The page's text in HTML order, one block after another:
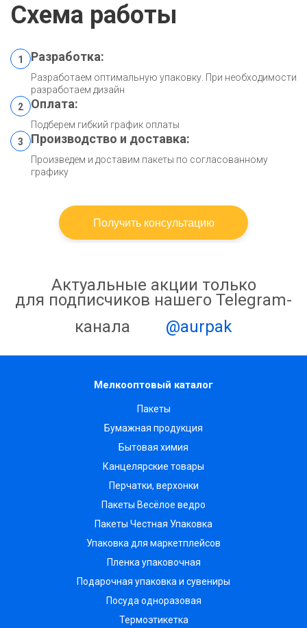
Схема работы
1 Разработка:
Разработаем оптимальную упаковку. При необходимости
разработаем дизайн
2
Оплата:
Подберем гибкий график оплаты
3
Производство и доставка:
Произведем и доставим пакеты по согласованному
графику
Получить консультацию
Актуальные акции только
для подписчиков нашего Telegram-
канала
@aurpak
Мелкооптовый каталог
Пакеты
Бумажная продукция
Бытовая химия
Канцелярские товары
Перчатки, верхонки
Пакеты Весёлое ведро
Пакеты Честная Упаковка
Упаковка для маркетплейсов
Пленка упаковочная
Подарочная упаковка и сувениры
Посуда одноразовая
Термоэтикетка